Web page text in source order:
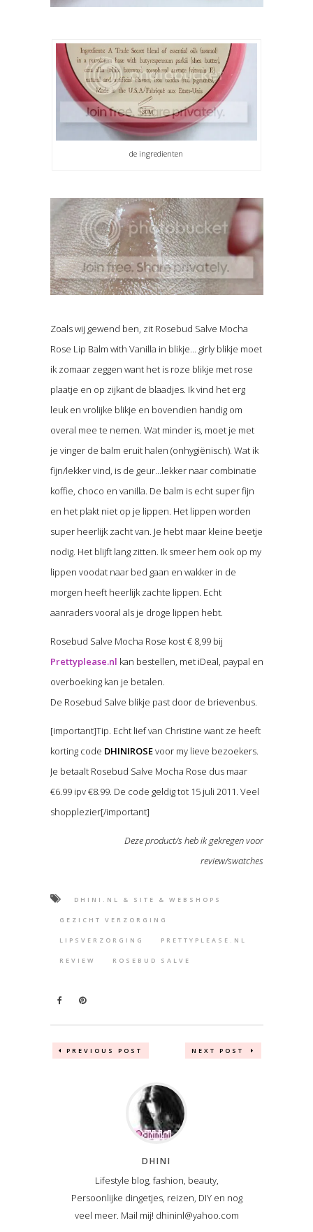
de ingredienten
Zoals wij gewend ben, zit Rosebud Salve Mocha
Rose Lip Balm with Vanilla in blikje… girly blikje moet
ik zomaar zeggen want het is roze blikje met rose
plaatje en op zijkant de blaadjes. Ik vind het erg
leuk en vrolijke blikje en bovendien handig om
overal mee te nemen. Wat minder is, moet je met
je vinger de balm eruit halen (onhygiënisch). Wat ik
fijn/lekker vind, is de geur…lekker naar combinatie
koffie, choco en vanilla. De balm is echt super fijn
en het plakt niet op je lippen. Het lippen worden
super heerlijk zacht van. Je hebt maar kleine beetje
nodig. Het blijft lang zitten. Ik smeer hem ook op my
lippen voodat naar bed gaan en wakker in de
morgen heeft heerlijk zachte lippen. Echt
aanraders vooral als je droge lippen hebt.
Rosebud Salve Mocha Rose kost € 8,99 bij
Prettyplease.nl kan bestellen, met iDeal, paypal en
overboeking kan je betalen.
De Rosebud Salve blikje past door de brievenbus.
[important]Tip. Echt lief van Christine want ze heeft
korting code DHINIROSEvoor my lieve bezoekers.
Je betaalt Rosebud Salve Mocha Rose dus maar
€6.99 ipv €8.99. De code geldig tot 15 juli 2011. Veel
shopplezier[/important]
Deze product/s heb ik gekregen voor
review/swatches
DHINI.NL & SITE & WEBSHOPS
GEZICHT VERZORGING
LIPSVERZORGING PRETTYPLEASE.NL
REVIEW ROSEBUD SALVE
PREVIOUS POST NEXT POST
DHINI
Lifestyle blog, fashion, beauty,
Persoonlijke dingetjes, reizen, DIY en nog
veel meer. Mail mij! dhininl@yahoo.com